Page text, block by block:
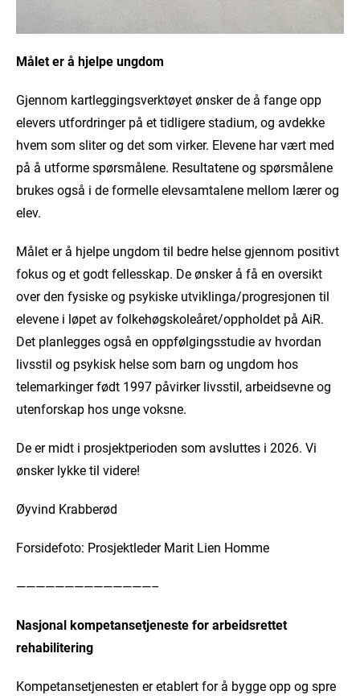
Målet er å hjelpe ungdom
Gjennom kartleggingsverktøyet ønsker de å fange opp
elevers utfordringer på et tidligere stadium, og avdekke
hvem som sliter og det som virker. Elevene har vært med
på å utforme spørsmålene. Resultatene og spørsmålene
brukes også i de formelle elevsamtalene mellom lærer og
elev.
Målet er å hjelpe ungdom til bedre helse gjennom positivt
fokus og et godt fellesskap. De ønsker å få en oversikt
over den fysiske og psykiske utviklinga/progresjonen til
elevene i løpet av folkehøgskoleåret/oppholdet på AiR.
Det planlegges også en oppfølgingsstudie av hvordan
livsstil og psykisk helse som barn og ungdom hos
telemarkinger født 1997 påvirker livsstil, arbeidsevne og
utenforskap hos unge voksne.
De er midt i prosjektperioden som avsluttes i 2026. Vi
ønsker lykke til videre!
Øyvind Krabberød
Forsidefoto: Prosjektleder Marit Lien Homme
——————————————–
Nasjonal kompetansetjeneste for arbeidsrettet
rehabilitering
Kompetansetjenesten er etablert for å bygge opp og spre